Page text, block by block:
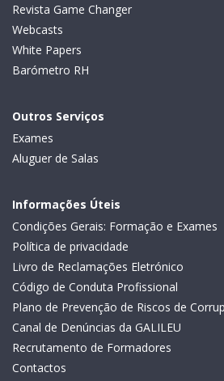
Revista Game Changer
Webcasts
White Papers
Barómetro RH
Outros Serviços
Exames
Aluguer de Salas
Informações Úteis
Condições Gerais: Formação e Exames
Política de privacidade
Livro de Reclamações Eletrónico
Código de Conduta Profissional
Plano de Prevenção de Riscos de
Canal de Denúncias da GALILEU
Recrutamento de Formadores
Contactos